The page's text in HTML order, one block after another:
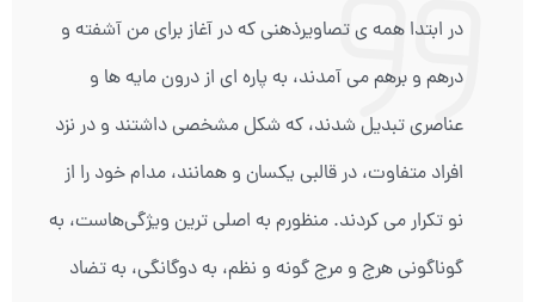
در ابتدا همه ی تصاویرذهنی که در آغاز برای من آشفته و
درهم و برهم می آمدند، به پاره ای از درون مایه ها و
عناصری تبدیل شدند، که شکل مشخصی داشتند و در نزد
افراد متفاوت، در قالبی یکسان و همانند، مدام خود را از
نو تکرار می کردند. منظورم به اصلی ترین ویژگی‌هاست، به
گوناگونی هرج و مرج گونه و نظم، به دوگانگی، به تضاد